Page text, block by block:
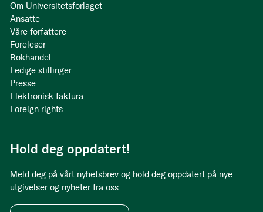
Om Universitetsforlaget
Ansatte
Våre forfattere
Foreleser
Bokhandel
Ledige stillinger
Presse
Elektronisk faktura
Foreign rights
Hold deg oppdatert!
Meld deg på vårt nyhetsbrev og hold deg oppdatert på nye
utgivelser og nyheter fra oss.